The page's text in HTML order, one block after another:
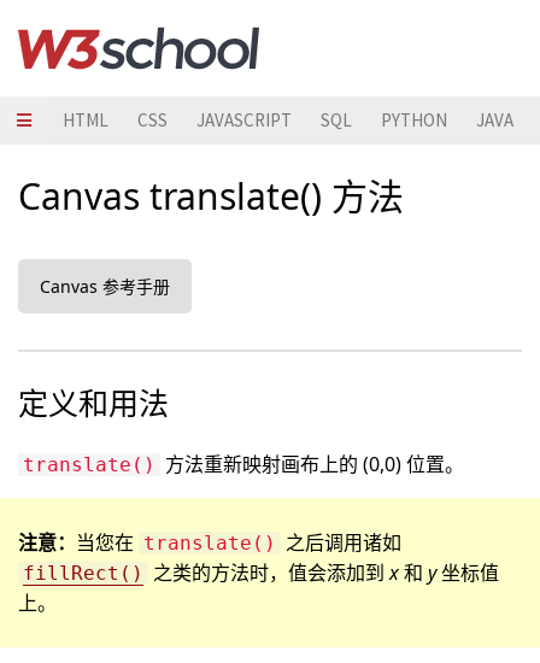
HTML CSS JAVASCRIPT SQL PYTHON JAVA
Canvas translate() 方法
Canvas 参考手册
定义和用法
translate() 方法重新映射画布上的 (0,0) 位置。
注意： 当您在 translate() 之后调用诸如
fillRect() 之类的方法时，值会添加到x和 y坐标值
上。